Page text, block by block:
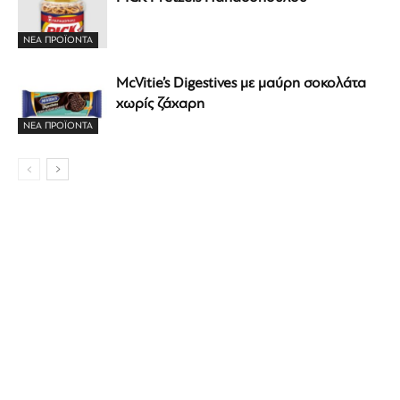
ΝΕΑ ΠΡΟΪΟΝΤΑ
ΝΕΑ ΠΡΟΪΟΝΤΑ
McVitie’s Digestives με μαύρη σοκολάτα
χωρίς ζάχαρη